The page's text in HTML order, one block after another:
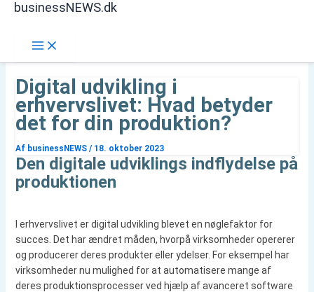
businessNEWS.dk
Digital udvikling i
erhvervslivet: Hvad betyder
det for din produktion?
Af businessNEWS / 18. oktober 2023
Den digitale udviklings indflydelse på
produktionen
I erhvervslivet er digital udvikling blevet en nøglefaktor for
succes. Det har ændret måden, hvorpå virksomheder opererer
og producerer deres produkter eller ydelser. For eksempel har
virksomheder nu mulighed for at automatisere mange af
deres produktionsprocesser ved hjælp af avanceret software